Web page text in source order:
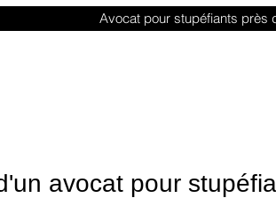
Avocat pour stupéfiants près
avocat pour